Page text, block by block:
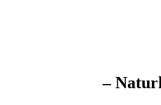
–